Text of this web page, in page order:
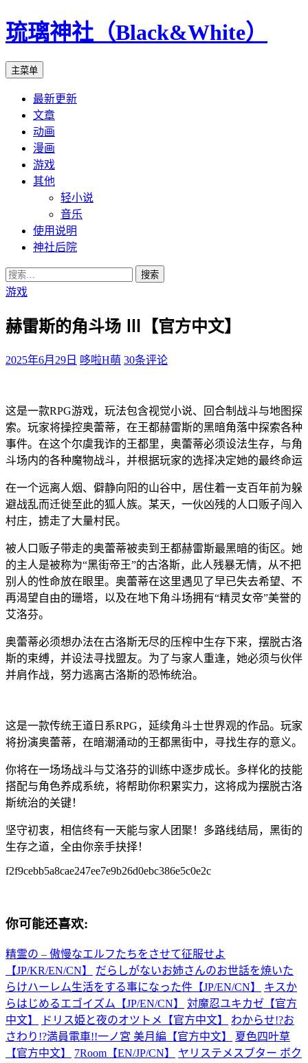
琉璃神社（Black&White）
搜
主菜单
正
文
最新更新
文章
动画
漫画
游戏
其他
轻小说
音乐
使用说明
神社后院
搜
索：
游戏
赫雷斯的角斗场 Ⅲ【官方中文】
2025年6月29日 哆啦H萌 30条评论
这是一款RPG游戏，玩法包含视觉小说、回合制战斗与地图探
索。玩家将操控奥蕾蒂，在王都赫雷斯的黑暗角落中探索各种
事件。在这个尔虞我诈的王都里，奥蕾蒂必须设法生存，与角
斗场内的各种魔物战斗，并根据玩家的选择决定她的最终命运
在一个远离人烟、僻静向阳的山谷中，居住着一支百年前为躲
避战乱而迁徙至此的狐人族。某天，一伙凶残的人口贩子闯入
村庄，掳走了大量村民。
被人口贩子带走的奥蕾蒂被卖到王都赫雷斯最黑暗的街区。她
的主人是被称为“黑街帝王”的古洛斯，此人残暴无情，从不把
别人的性命放在眼里。奥蕾蒂在这里遇见了早已失去希望、不
再渴望自由的珊塔，以及在地下角斗场拥有“精灵女帝”美誉的
艾洛芬。
奥蕾蒂必须想办法在古洛斯无尽的压榨中生存下来，摆脱古洛
斯的束缚，并设法寻找盟友。为了与家人重逢，她必须与伙伴
并肩作战，努力逃离古洛斯的恐怖统治。
这是一款传统王道日系RPG，延续角斗士世界观的作品。玩家
将扮演奥蕾蒂，在暗潮涌动的王都黑街中，寻找生存的意义。
你将在一场场战斗与艾洛芬的训练中逐步成长。多样化的技能
搭配与角色养成系统，将帮助你积累实力，这将成为摆脱古洛
斯统治的关键！
坚守初衷，相信终有一天能与家人团聚！多路线结局，黑街的
生存之道，全由你亲手抉择！
f2f9cebb5a8cae247ee7e9b26d0ebc386e5c0e2c
你可能还喜欢:
精霊の – 傲慢なエルフたちをさせて征服せよ
【JP/KR/EN/CN】
だらしがないお姉さんのお世話を焼いた
らけハーレム生活をする事になった件【JP/EN/CN】
キスか
らはじめるエゴイズム【JP/EN/CN】
対魔忍ユキカゼ【官方
中文】
ドリス姫と夜のオツトメ【官方中文】
わからせ!?お
さわり!?満員電車!!一ノ宮 美月編【官方中文】
夏色四叶草
【官方中文】
7Room【EN/JP/CN】
ヤリステメスブター ボク